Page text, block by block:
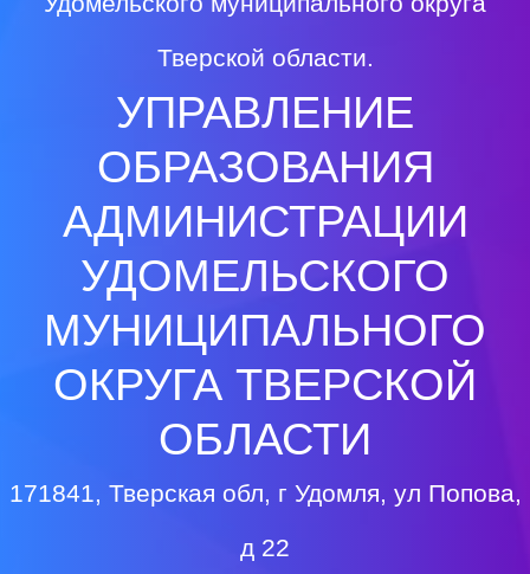
Тверской области.
УПРАВЛЕНИЕ
ОБРАЗОВАНИЯ
АДМИНИСТРАЦИИ
УДОМЕЛЬСКОГО
МУНИЦИПАЛЬНОГО
ОКРУГА ТВЕРСКОЙ
ОБЛАСТИ
171841, Тверская обл, г Удомля, ул Попова,
д 22